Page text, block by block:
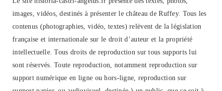
images, vidéos, destinés à présenter le château de Ruffey. Tous les
contenus (photographies, vidéo, textes) relèvent de la législation
française et internationale sur le droit d’auteur et la propriété
intellectuelle. Tous droits de reproduction sur tous supports lui
sont réservés. Toute reproduction, notamment reproduction sur
support numérique en ligne ou hors-ligne, reproduction sur